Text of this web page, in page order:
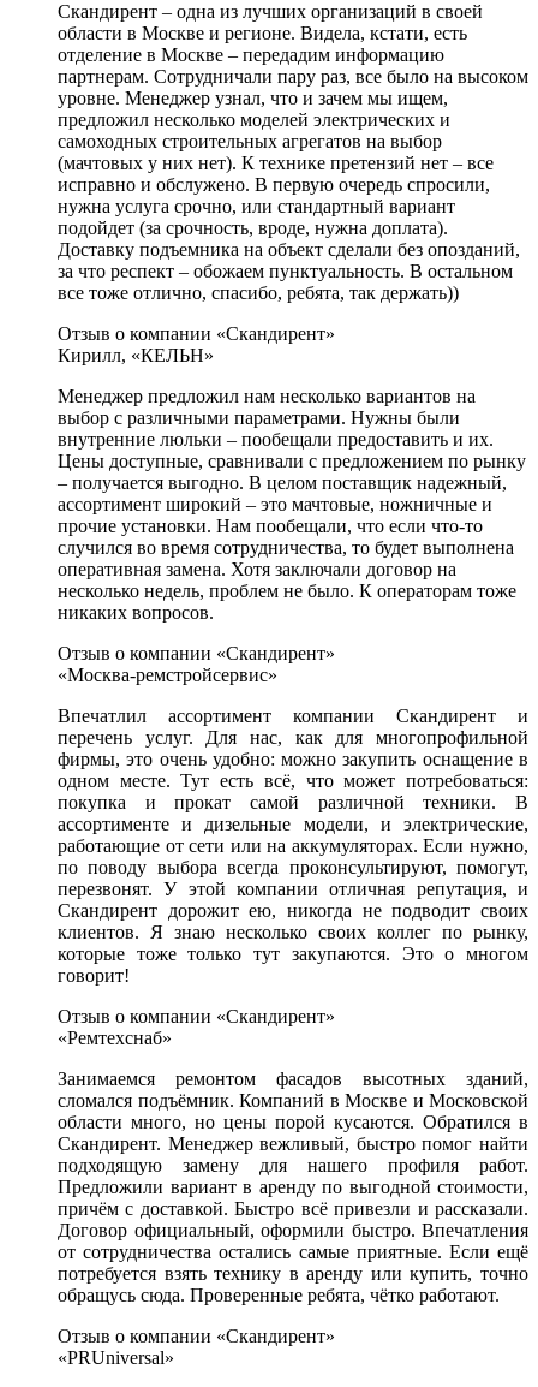
Скандирент – одна из лучших организаций в своей
области в Москве и регионе. Видела, кстати, есть
отделение в Москве – передадим информацию
партнерам. Сотрудничали пару раз, все было на высоком
уровне. Менеджер узнал, что и зачем мы ищем,
предложил несколько моделей электрических и
самоходных строительных агрегатов на выбор
(мачтовых у них нет). К технике претензий нет – все
исправно и обслужено. В первую очередь спросили,
нужна услуга срочно, или стандартный вариант
подойдет (за срочность, вроде, нужна доплата).
Доставку подъемника на объект сделали без опозданий,
за что респект – обожаем пунктуальность. В остальном
все тоже отлично, спасибо, ребята, так держать))
Отзыв о компании «Скандирент»
Кирилл, «КЕЛЬН»
Менеджер предложил нам несколько вариантов на
выбор с различными параметрами. Нужны были
внутренние люльки – пообещали предоставить и их.
Цены доступные, сравнивали с предложением по рынку
– получается выгодно. В целом поставщик надежный,
ассортимент широкий – это мачтовые, ножничные и
прочие установки. Нам пообещали, что если что-то
случился во время сотрудничества, то будет выполнена
оперативная замена. Хотя заключали договор на
несколько недель, проблем не было. К операторам тоже
никаких вопросов.
Отзыв о компании «Скандирент»
«Москва-ремстройсервис»
Впечатлил ассортимент компании Скандирент и
перечень услуг. Для нас, как для многопрофильной
фирмы, это очень удобно: можно закупить оснащение в
одном месте. Тут есть всё, что может потребоваться:
покупка и прокат самой различной техники. В
ассортименте и дизельные модели, и электрические,
работающие от сети или на аккумуляторах. Если нужно,
по поводу выбора всегда проконсультируют, помогут,
перезвонят. У этой компании отличная репутация, и
Скандирент дорожит ею, никогда не подводит своих
клиентов. Я знаю несколько своих коллег по рынку,
которые тоже только тут закупаются. Это о многом
говорит!
Отзыв о компании «Скандирент»
«Ремтехснаб»
Занимаемся ремонтом фасадов высотных зданий,
сломался подъёмник. Компаний в Москве и Московской
области много, но цены порой кусаются. Обратился в
Скандирент. Менеджер вежливый, быстро помог найти
подходящую замену для нашего профиля работ.
Предложили вариант в аренду по выгодной стоимости,
причём с доставкой. Быстро всё привезли и рассказали.
Договор официальный, оформили быстро. Впечатления
от сотрудничества остались самые приятные. Если ещё
потребуется взять технику в аренду или купить, точно
обращусь сюда. Проверенные ребята, чётко работают.
Отзыв о компании «Скандирент»
«PRUniversal»